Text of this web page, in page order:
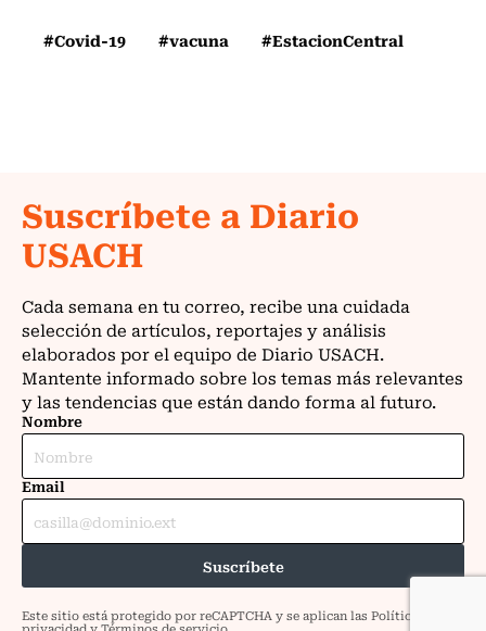
#Covid-19 #vacuna #EstacionCentral